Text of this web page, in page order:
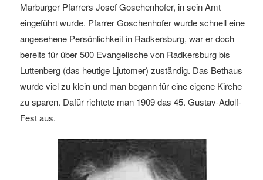
Marburger Pfarrers Josef Goschenhofer, in sein Amt
eingeführt wurde. Pfarrer Goschenhofer wurde schnell eine
angesehene Persönlichkeit in Radkersburg, war er doch
bereits für über 500 Evangelische von Radkersburg bis
Luttenberg (das heutige Ljutomer) zuständig. Das Bethaus
wurde viel zu klein und man begann für eine eigene Kirche
zu sparen. Dafür richtete man 1909 das 45. Gustav-Adolf-
Fest aus.